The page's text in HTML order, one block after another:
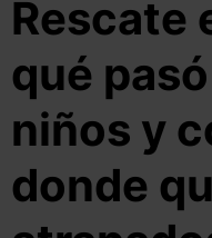
Rescate
qué
niños y
donde